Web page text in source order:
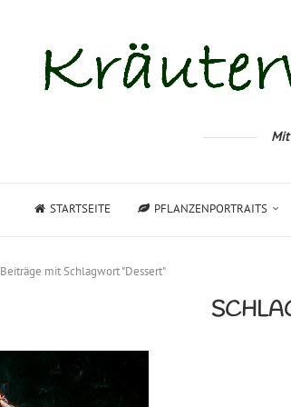
STARTSEITE PFLANZENPORTRAITS
Beiträge mit Schlagwort "Dessert"